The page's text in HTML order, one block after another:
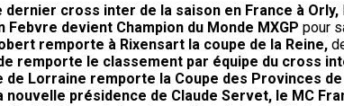
dernier cross inter de la saison en France à Orly,
Febvre devient Champion du Monde MXGP pour
remporte à Rixensart la coupe de la Reine,
remporte le classement par équipe du cross
de Lorraine remporte la Coupe des Provinces
nouvelle présidence de Claude Servet, le MC